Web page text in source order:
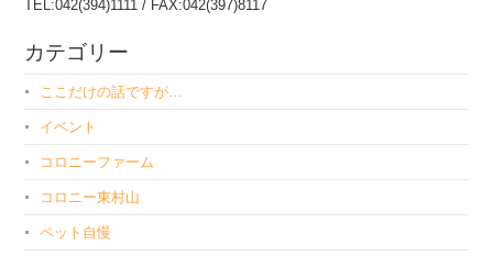
TEL:042(394)1111 / FAX:042(397)8117
カテゴリー
ここだけの話ですが…
イベント
コロニーファーム
コロニー東村山
ペット自慢